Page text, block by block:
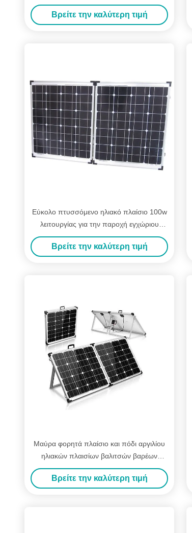
την κλειδαριά και τη λαβή
Βρείτε την καλύτερη τιμή
Εύκολο πτυσσόμενο ηλιακό πλαίσιο 100w
λειτουργίας για την παροχή εγχώριου
ηλεκτρικού ρεύματος έκτακτης ανάγκης
Βρείτε την καλύτερη τιμή
Μαύρα φορητά πλαίσιο και πόδι αργιλίου
ηλιακών πλαισίων βαλιτσών βαρέων
καθηκόντων
Βρείτε την καλύτερη τιμή